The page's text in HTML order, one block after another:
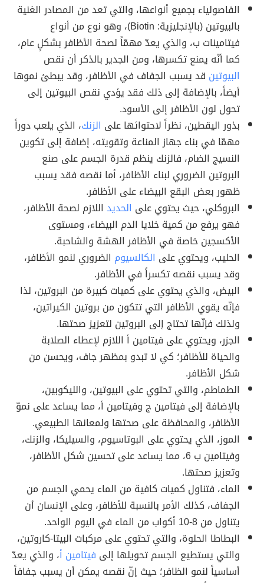
الفاصولياء بجميع أنواعها، والتي تعد من المصادر الغنية
بالبيوتين (بالإنجليزية: Biotin)، وهو نوع من أنواع
فيتامينات ب، والذي يعدّ مهمّاً لصحة الأظافر بشكلٍ عام،
كما أنّه يمنع تكسرها، ومن الجدير بالذكر أن نقص
البيوتين قد يسبب الجفاف في الأظافر، وقد يبطئ نموها
أيضاً، بالإضافة إلى ذلك فقد يؤدي نقص البيوتين إلى
تحول لون الأظافر إلى الأسود.
بذور اليقطين، نظراً لاحتوائها على الزنك، الذي يلعب دوراً
مهمّا في بناء جهاز المناعة وتقويته، إضافة إلى تكوين
النسيج الضام، فالزنك ينظم قدرة الجسم على صنع
البروتين الضروري لبناء الأظافر، أما نقصه فقد يسبب
ظهور بعض البقع البيضاء على الأظافر.
البروكلي، حيث يحتوي على الحديداللازم لصحة الأظافر،
فهو يرفع من كمية خلايا الدم البيضاء، ومستوى
الأكسجين خاصة في الأظافر الهشة والشاحبة.
الحليب، ويحتوي على الكالسيوم الضروري لنمو الأظافر،
وقد يسبب نقصه تكسراً في الأظافر.
البيض، والذي يحتوي على كميات كبيرة من البروتين، لذا
فإنّه يقوي الأظافر التي تتكون من بروتين الكيراتين،
ولذلك فإنّها تحتاج إلى البروتين لتعزيز صحتها.
الجزر، ويحتوي على فيتامين أ اللازم لإعطاء الصلابة
والحياة للأظافر؛ كي لا تبدو بمظهر جاف، ويحسن من
شكل الأظافر.
الطماطم، والتي تحتوي على البيوتين، والليكوبين،
بالإضافة إلى فيتامين ج وفيتامين أ، مما يساعد على نموّ
الأظافر، والمحافظة على صحتها ولمعانها الطبيعي.
الموز، الذي يحتوي على البوتاسيوم، والسيليكا، والزنك،
وفيتامين ب 6، مما يساعد على تحسين شكل الأظافر،
وتعزيز صحتها.
الماء، فتناول كميات كافية من الماء يحمي الجسم من
الجفاف، كذلك الأمر بالنسبة للأظافر، وعلى الإنسان أن
يتناول من 8-10 أكواب من الماء في اليوم الواحد.
البطاطا الحلوة، والتي تحتوي على مركبات البيتا-كاروتين،
والتي يستطيع الجسم تحويلها إلى فيتامين أ، والذي يعدّ
أساسياً لنمو الظافر؛ حيث إنّ نقصه يمكن أن يسبب جفافاً